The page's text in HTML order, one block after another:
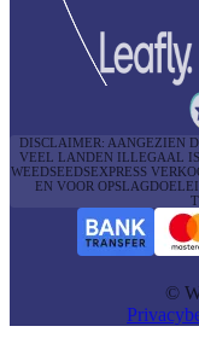
DISCLAIMER: AANGEZIEN
VEEL LANDEN ILLEGAAL
WEEDSEEDSEXPRESS
EN VOOR
©